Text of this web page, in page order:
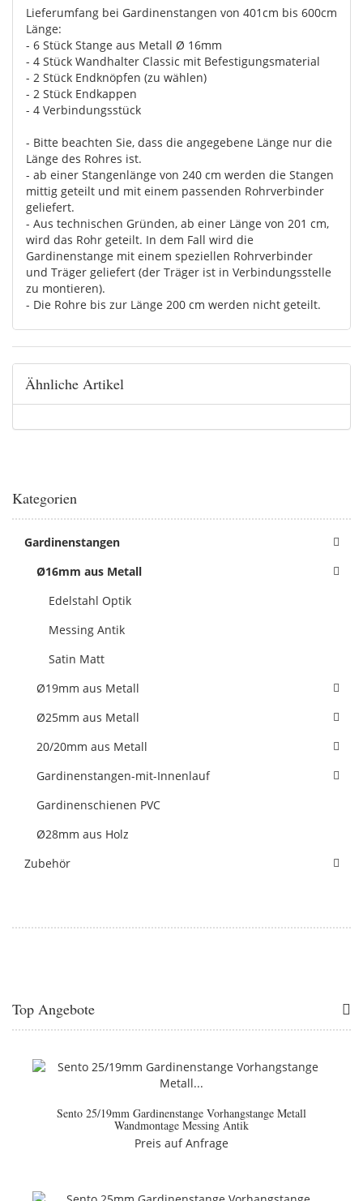
Lieferumfang bei Gardinenstangen von 401cm bis 600cm
Länge:
- 6 Stück Stange aus Metall Ø 16mm
- 4 Stück Wandhalter Classic mit Befestigungsmaterial
- 2 Stück Endknöpfen (zu wählen)
- 2 Stück Endkappen
- 4 Verbindungsstück
- Bitte beachten Sie, dass die angegebene Länge nur die
Länge des Rohres ist.
- ab einer Stangenlänge von 240 cm werden die Stangen
mittig geteilt und mit einem passenden Rohrverbinder
geliefert.
- Aus technischen Gründen, ab einer Länge von 201 cm,
wird das Rohr geteilt. In dem Fall wird die
Gardinenstange mit einem speziellen Rohrverbinder
und Träger geliefert (der Träger ist in Verbindungsstelle
zu montieren).
- Die Rohre bis zur Länge 200 cm werden nicht geteilt.
Ähnliche Artikel
Kategorien
Gardinenstangen
Ø16mm aus Metall
Edelstahl Optik
Messing Antik
Satin Matt
Ø19mm aus Metall
Ø25mm aus Metall
20/20mm aus Metall
Gardinenstangen-mit-Innenlauf
Gardinenschienen PVC
Ø28mm aus Holz
Zubehör
Top Angebote
Sento 25/19mm Gardinenstange Vorhangstange Metall
Wandmontage Messing Antik
Preis auf Anfrage